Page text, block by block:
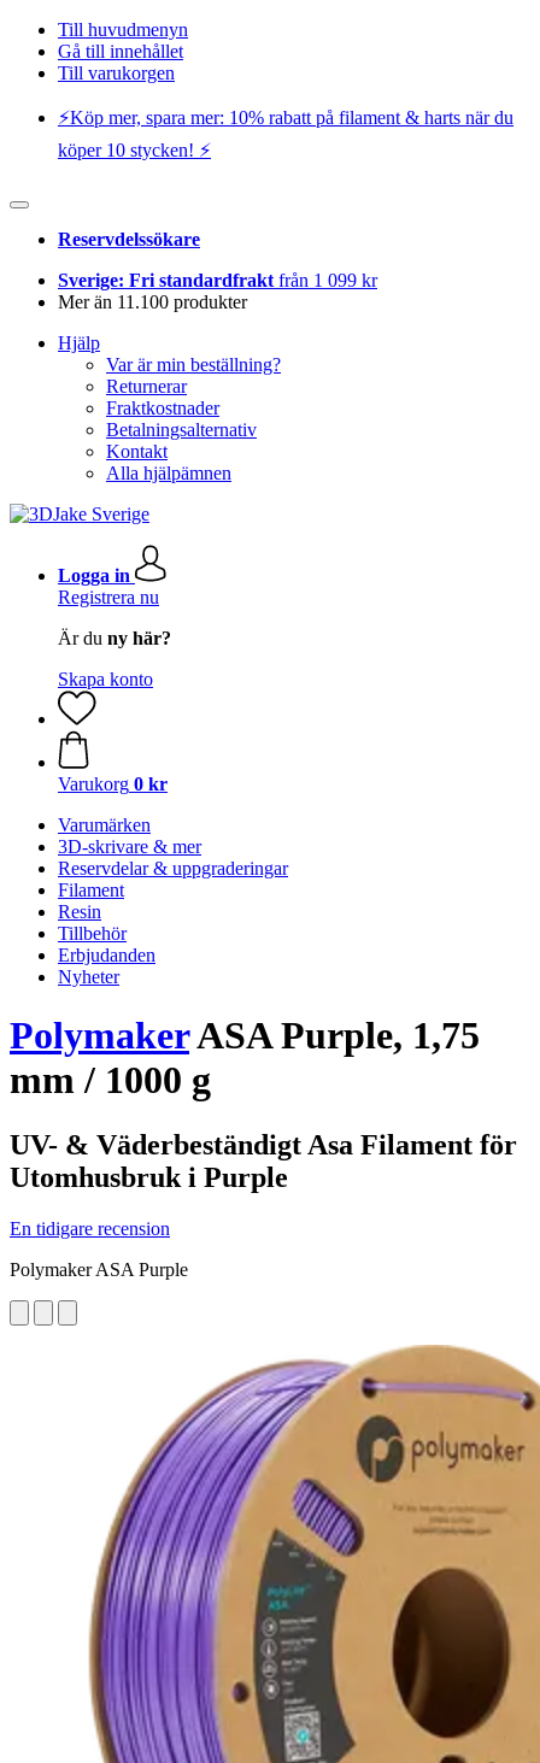
Till huvudmenyn
Gå till innehållet
Till varukorgen
⚡️Köp mer, spara mer: 10% rabatt på filament & harts när du
köper 10 stycken! ⚡️
Reservdelssökare
Sverige: Fri standardfrakt från 1 099 kr
Mer än 11.100 produkter
Hjälp
Var är min beställning?
Returnerar
Fraktkostnader
Betalningsalternativ
Kontakt
Alla hjälpämnen
Logga in
Registrera nu
Är du ny här?
Skapa konto
Varukorg 0 kr
Varumärken
3D-skrivare & mer
Reservdelar & uppgraderingar
Filament
Resin
Tillbehör
Erbjudanden
Nyheter
PolymakerASA Purple, 1,75
mm / 1000 g
UV- & Väderbeständigt Asa Filament för
Utomhusbruk i Purple
En tidigare recension
Polymaker ASA Purple